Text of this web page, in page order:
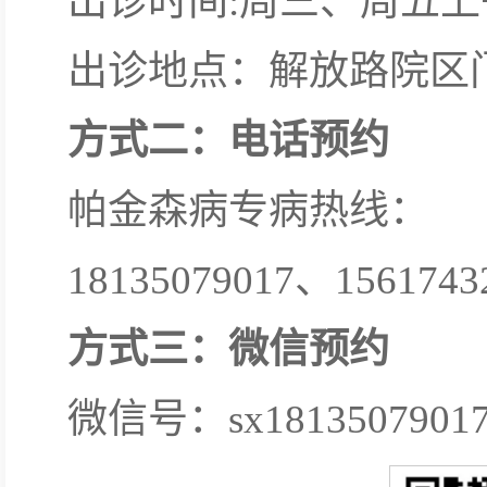
出诊地点：解放路院
方式二：电话预约
帕金森病专病热线：
18135079017、
方式三：微信预约
微信号：